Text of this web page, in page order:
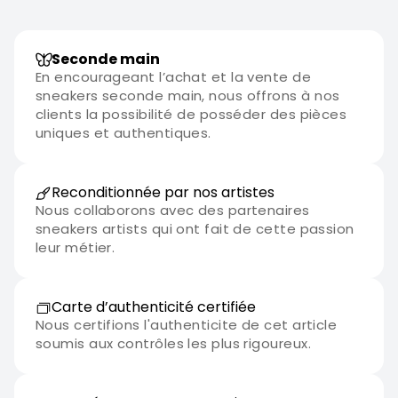
Seconde main
En encourageant l’achat et la vente de
sneakers seconde main, nous offrons à nos
clients la possibilité de posséder des pièces
uniques et authentiques.
Reconditionnée par nos artistes
Nous collaborons avec des partenaires
sneakers artists qui ont fait de cette passion
leur métier.
Carte d’authenticité certifiée
Nous certifions l'authenticite de cet article
soumis aux contrôles les plus rigoureux.